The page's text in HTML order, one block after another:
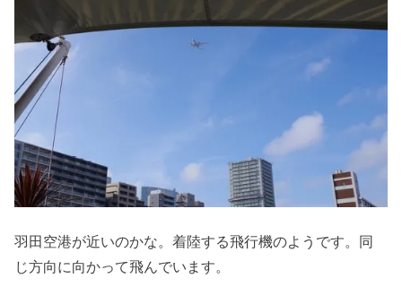
羽田空港が近いのかな。着陸する飛行機のようです。同
じ方向に向かって飛んでいます。